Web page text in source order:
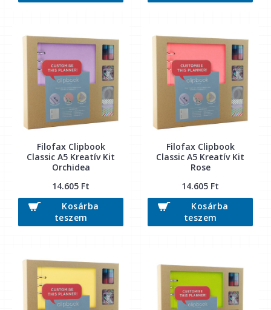
Filofax Clipbook
Classic A5 Kreatív Kit
Orchidea
14.605 Ft
Kosárba
teszem
Filofax Clipbook
Classic A5 Kreatív Kit
Rose
14.605 Ft
Kosárba
teszem